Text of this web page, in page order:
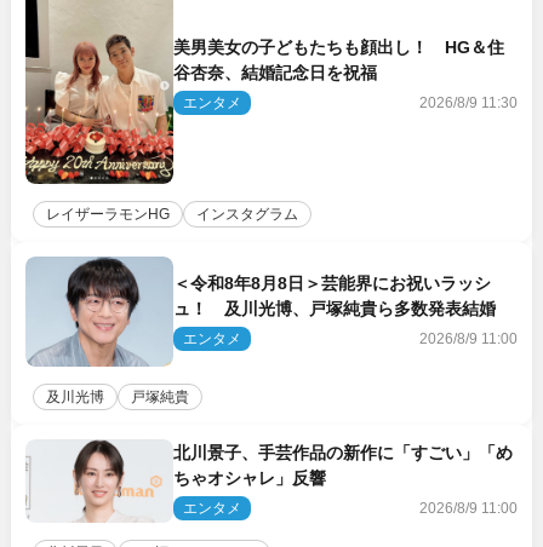
美男美女の子どもたちも顔出し！ HG＆住
谷杏奈、結婚記念日を祝福
エンタメ 2026/8/9 11:30
レイザーラモンHG インスタグラム
＜令和8年8月8日＞芸能界にお祝いラッシ
ュ！ 及川光博、戸塚純貴ら多数発表結婚
エンタメ 2026/8/9 11:00
及川光博 戸塚純貴
北川景子、手芸作品の新作に「すごい」「め
ちゃオシャレ」反響
エンタメ 2026/8/9 11:00